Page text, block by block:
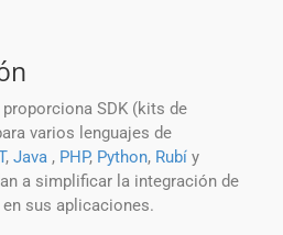
SDK (kits de
varios lenguajes de
, Java , PHP, Python, Rubí y
a simplificar la integración de
sus aplicaciones.